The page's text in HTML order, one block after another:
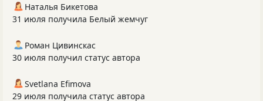
Наталья Бикетова
31 июля получила Белый жемчуг
Роман Цивинскас
30 июля получил статус автора
Svetlana Efimova
29 июля получила статус автора